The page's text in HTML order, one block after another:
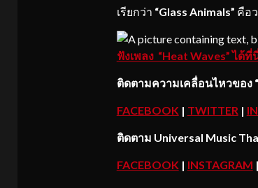
เรียกว่า “Glass Animals” คือ
ฟังเพลง “Heat Waves” ได้ที่
ติดตามความเคลื่อนไหวของ “
FACEBOOK | TWITTER |
ติดตาม Universal Music
FACEBOOK | INSTAGRAM |